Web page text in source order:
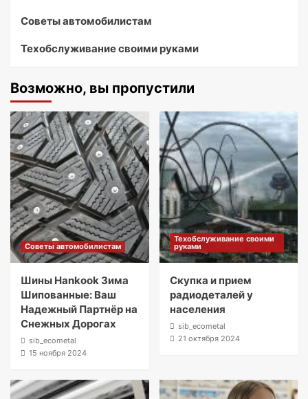
Советы автомобилистам
Техобслуживание своими руками
Возможно, вы пропустили
Советы автомобилистам
Шины Hankook Зима
Шипованные: Ваш
Надежный Партнёр на
Снежных Дорогах
sib_ecometal
15 ноября 2024
Техобслуживание своими
руками
Скупка и прием
радиодеталей у
населения
sib_ecometal
21 октября 2024